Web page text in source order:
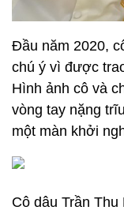
Đầu năm 2020,
chú ý vì được
Hình ảnh cô và
vòng tay nặng
một màn khởi
Cô dâu Trần